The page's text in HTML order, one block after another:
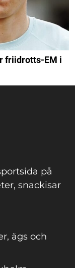
friidrotts-EM i
på
snackisar
ägs och